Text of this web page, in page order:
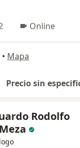
Online
• Mapa
Precio sin
Rodolfo